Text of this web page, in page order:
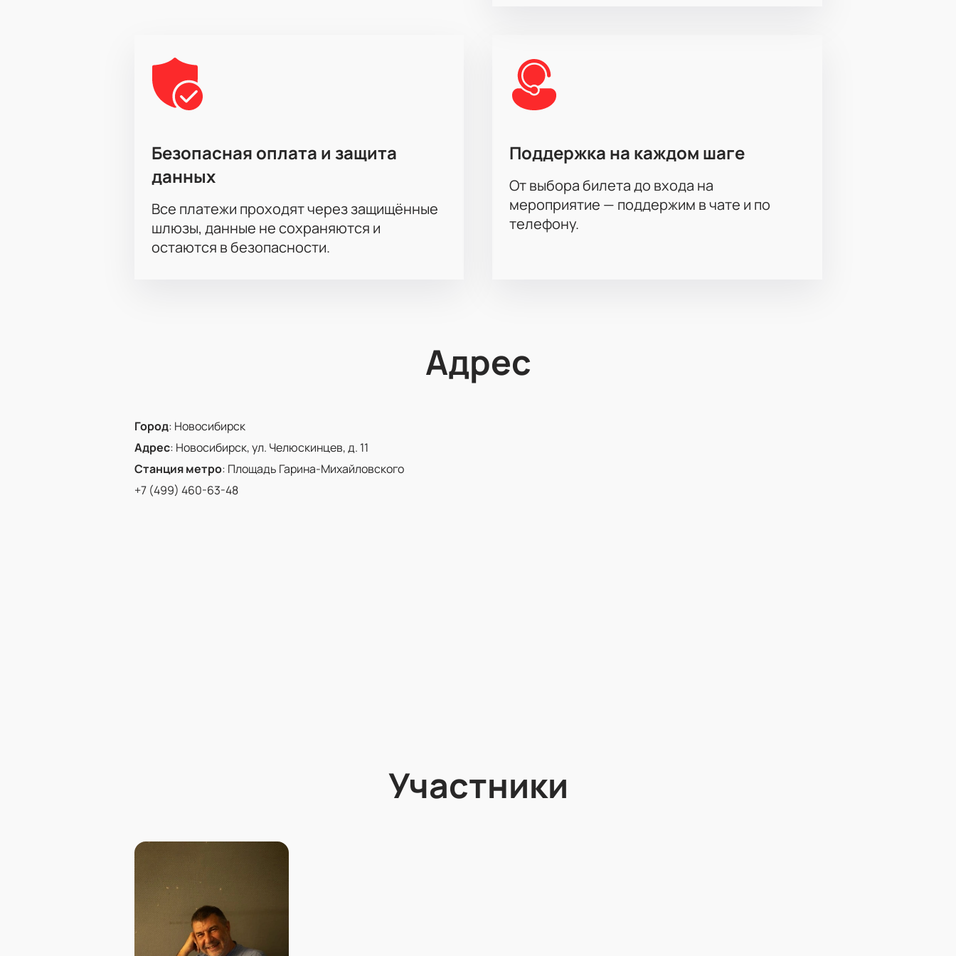
Безопасная оплата и защита
данных
Все платежи проходят через защищённые
шлюзы, данные не сохраняются и
остаются в безопасности.
Поддержка на каждом шаге
От выбора билета до входа на
мероприятие — поддержим в чате и по
телефону.
Адрес
Город: Новосибирск
Адрес: Новосибирск, ул. Челюскинцев, д. 11
Станция метро: Площадь Гарина-Михайловского
+7 (499) 460-63-48
Участники